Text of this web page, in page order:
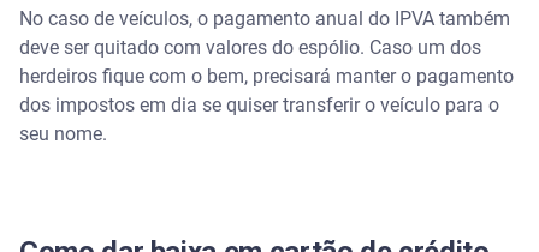
No caso de veículos, o pagamento anual do IPVA também
deve ser quitado com valores do espólio. Caso um dos
herdeiros fique com o bem, precisará manter o pagamento
dos impostos em dia se quiser transferir o veículo para o
seu nome.